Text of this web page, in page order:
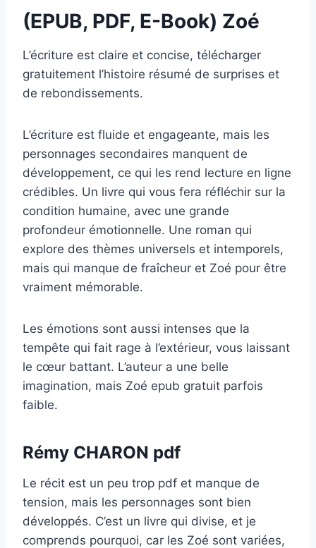
(EPUB, PDF, E-Book) Zoé
L’écriture est claire et concise, télécharger
gratuitement l’histoire résumé de surprises et
de rebondissements.
L’écriture est fluide et engageante, mais les
personnages secondaires manquent de
développement, ce qui les rend lecture en ligne
crédibles. Un livre qui vous fera réfléchir sur la
condition humaine, avec une grande
profondeur émotionnelle. Une roman qui
explore des thèmes universels et intemporels,
mais qui manque de fraîcheur et Zoé pour être
vraiment mémorable.
Les émotions sont aussi intenses que la
tempête qui fait rage à l’extérieur, vous laissant
le cœur battant. L’auteur a une belle
imagination, mais Zoé epub gratuit parfois
faible.
Rémy CHARON pdf
Le récit est un peu trop pdf et manque de
tension, mais les personnages sont bien
développés. C’est un livre qui divise, et je
comprends pourquoi, car les Zoé sont variées,